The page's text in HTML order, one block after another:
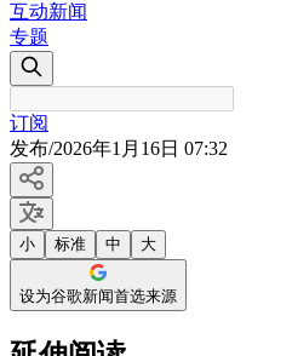
互动新闻
专题
订阅
发布/2026年1月16日 07:32
小 标准 中 大
设为谷歌新闻首选来源